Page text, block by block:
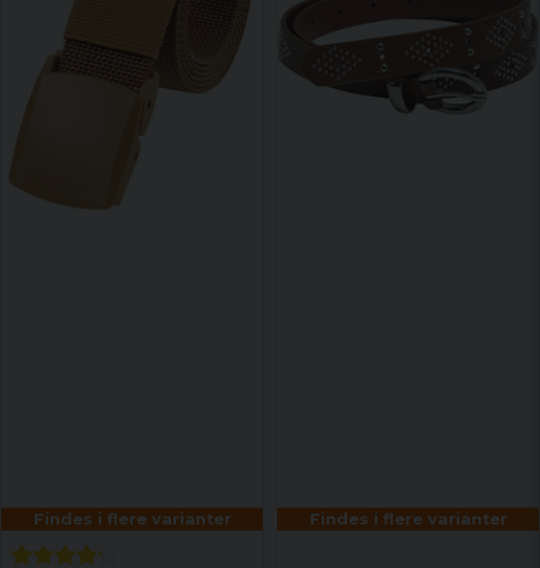
Findes i flere varianter Findes i flere varianter